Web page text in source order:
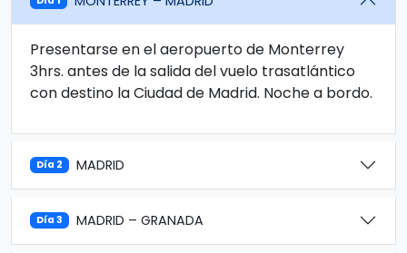
Presentarse en el aeropuerto de Monterrey
3hrs. antes de la salida del vuelo trasatlántico
con destino la Ciudad de Madrid. Noche a bordo.
Día 2 MADRID
Día 3 MADRID – GRANADA